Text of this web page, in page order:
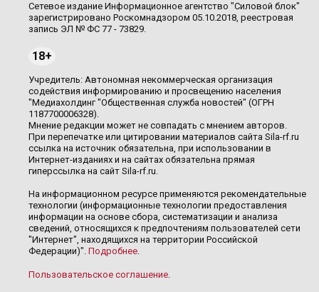
Сетевое издание Информационное агентство "Силовой блок"
зарегистрировано Роскомнадзором 05.10.2018, реестровая
запись ЭЛ № ФС 77 - 73829.
18+
Учредитель: Автономная некоммерческая организация
содействия информированию и просвещению населения
"Медиахолдинг "Общественная служба новостей" (ОГРН
1187700006328).
Мнение редакции может не совпадать с мнением авторов.
При перепечатке или цитировании материалов сайта Sila-rf.ru
ссылка на источник обязательна, при использовании в
Интернет-изданиях и на сайтах обязательна прямая
гиперссылка на сайт Sila-rf.ru.
На информационном ресурсе применяются рекомендательные
технологии (информационные технологии предоставления
информации на основе сбора, систематизации и анализа
сведений, относящихся к предпочтениям пользователей сети
"Интернет", находящихся на территории Российской
Федерации)". Подробнее.
Пользовательское соглашение.